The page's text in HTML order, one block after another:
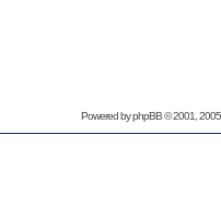
Powered byphpBB© 2001,